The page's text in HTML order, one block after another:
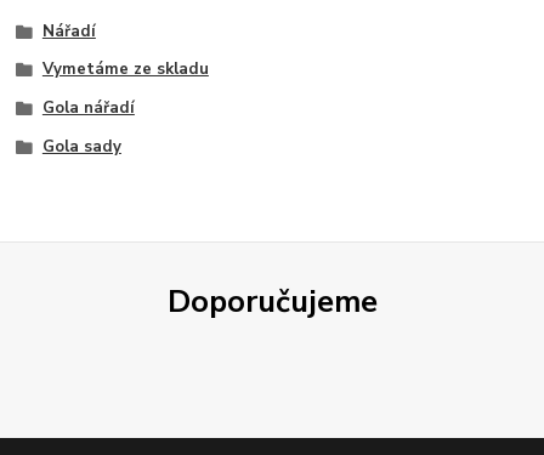
Nářadí
Vymetáme ze skladu
Gola nářadí
Gola sady
Doporučujeme